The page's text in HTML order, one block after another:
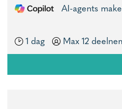
AI-agents
1 dag
Max 12